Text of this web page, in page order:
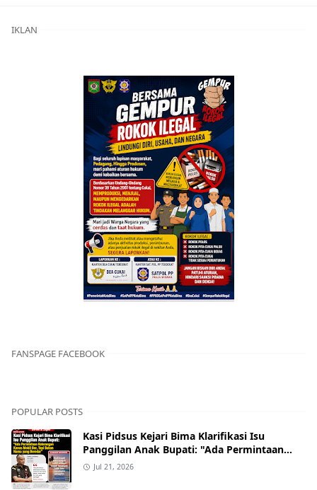
IKLAN
FANSPAGE FACEBOOK
POPULAR POSTS
Kasi Pidsus Kejari Bima Klarifikasi Isu
Panggilan Anak Bupati: "Ada Permintaan
Keterangan Kasus Mobil Bor, Tapi Bukan
Jul 21, 2026